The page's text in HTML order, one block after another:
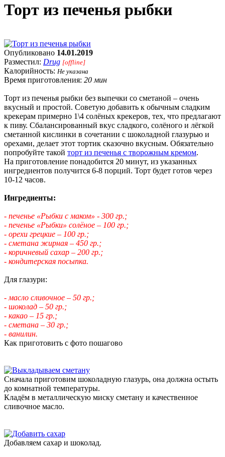
Торт из печенья рыбки
Опубликовано 14.01.2019
Разместил: Drug [offline]
Калорийность: Не указана
Время приготовления: 20 мин
Торт из печенья рыбки без выпечки со сметаной – очень
вкусный и простой. Советую добавить к обычным сладким
крекерам примерно 1\4 солёных крекеров, тех, что предлагают
к пиву. Сбалансированный вкус сладкого, солёного и лёгкой
сметанной кислинки в сочетании с шоколадной глазурью и
орехами, делает этот тортик сказочно вкусным. Обязательно
попробуйте такой торт из печенья с творожным кремом.
На приготовление понадобится 20 минут, из указанных
ингредиентов получится 6-8 порций. Торт будет готов через
10-12 часов.
Ингредиенты:
- печенье «Рыбки с маком» - 300 гр.;
- печенье «Рыбки» солёное – 100 гр.;
- орехи грецкие – 100 гр.;
- сметана жирная – 450 гр.;
- коричневый сахар – 200 гр.;
- кондитерская посыпка.
Для глазури:
- масло сливочное – 50 гр.;
- шоколад – 50 гр.;
- какао – 15 гр.;
- сметана – 30 гр.;
- ванилин.
Как приготовить с фото пошагово
Сначала приготовим шоколадную глазурь, она должна остыть
до комнатной температуры.
Кладём в металлическую миску сметану и качественное
сливочное масло.
Добавляем сахар и шоколад.